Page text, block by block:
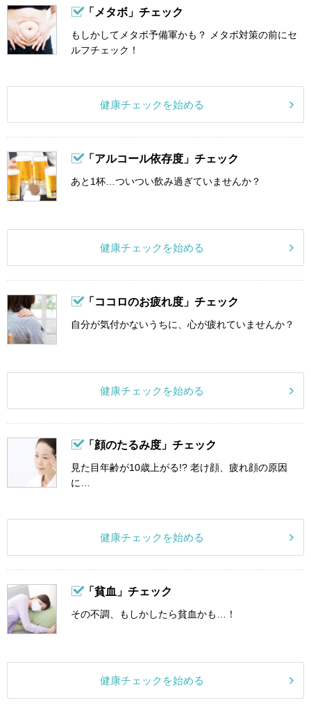
「メタボ」チェック
もしかしてメタボ予備軍かも？ メタボ対策の前にセ
ルフチェック！
健康チェックを始める
「アルコール依存度」チェック
あと1杯…ついつい飲み過ぎていませんか？
健康チェックを始める
「ココロのお疲れ度」チェック
自分が気付かないうちに、心が疲れていませんか？
健康チェックを始める
「顔のたるみ度」チェック
見た目年齢が10歳上がる!? 老け顔、疲れ顔の原因
に…
健康チェックを始める
「貧血」チェック
その不調、もしかしたら貧血かも…！
健康チェックを始める